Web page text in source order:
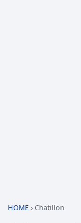
HOME › Chatillon